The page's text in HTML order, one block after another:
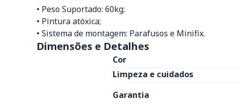
• Peso Suportado: 60kg;
• Pintura atóxica;
• Sistema de montagem: Parafusos e Minifix.
Dimensões e Detalhes
Cor
Limpeza e cuidados
Garantia